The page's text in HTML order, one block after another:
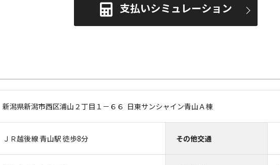
支払いシミュレーション
新潟県新潟市西区浦山２丁目１－６６ 日東サンシャイン青山Ａ棟
ＪＲ越後線 青山駅 徒歩8分 その他交通